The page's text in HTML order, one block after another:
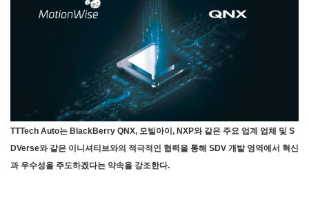
TTTech Auto는 BlackBerry QNX, 모빌아이, NXP와 같은 주요 업계 업체 및 S
DVerse와 같은 이니셔티브와의 적극적인 협력을 통해 SDV 개발 영역에서 혁신
과 우수성을 주도하겠다는 약속을 강조한다.